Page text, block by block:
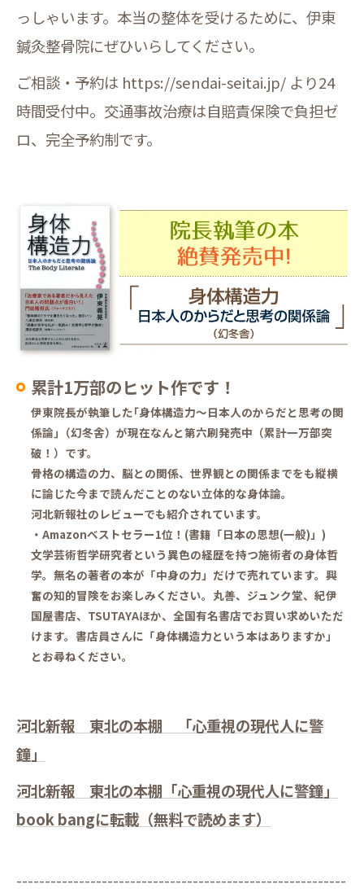
っしゃいます。本当の整体を受けるために、伊東
鍼灸整骨院にぜひいらしてください。
ご相談・予約は https://sendai-seitai.jp/ より24
時間受付中。交通事故治療は自賠責保険で負担ゼ
ロ、完全予約制です。
累計1万部のヒット作です！
伊東院長が執筆した｢身体構造力〜日本人のからだと思考の関
係論｣（幻冬舎）が現在なんと第六刷発売中（累計一万部突
破！）です。
骨格の構造の力、脳との関係、世界観との関係までをも縦横
に論じた今まで読んだことのない立体的な身体論。
河北新報社のレビューでも紹介されています。
・Amazonベストセラー1位！(書籍「日本の思想(一般)」)
文学芸術哲学研究者という異色の経歴を持つ施術者の身体哲
学。無名の著者の本が「中身の力」だけで売れています。興
奮の知的冒険をお楽しみください。丸善、ジュンク堂、紀伊
国屋書店、TSUTAYAほか、全国有名書店でお買い求めいただ
けます。書店員さんに「身体構造力という本はありますか」
とお尋ねください。
河北新報 東北の本棚 「心重視の現代人に警
鐘」
河北新報 東北の本棚「心重視の現代人に警鐘」
book bangに転載（無料で読めます）
----------------------------------------------------------